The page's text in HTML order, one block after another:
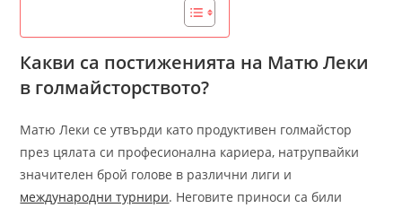
Какви са постиженията на Матю Леки
в голмайсторството?
Матю Леки се утвърди като продуктивен голмайстор
през цялата си професионална кариера, натрупвайки
значителен брой голове в различни лиги и
международни турнири. Неговите приноси са били